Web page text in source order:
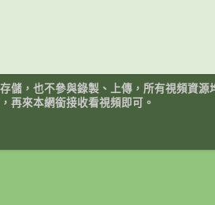
儲，也不參與錄製、上傳，所有視頻資
再來本網銜接收看視頻即可。